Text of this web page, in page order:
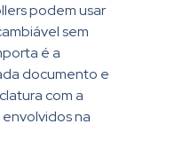
podem usar
sem
é a
documento e
com a
na